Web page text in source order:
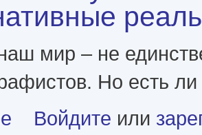
мир – не
Но есть
о Очарование мультивселенной.
Войдите или